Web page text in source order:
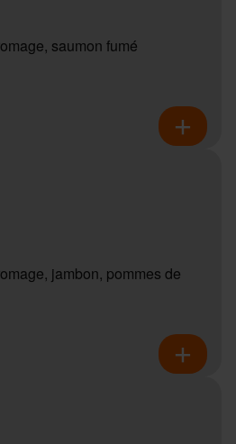
saumon fumé
jambon, pommes de